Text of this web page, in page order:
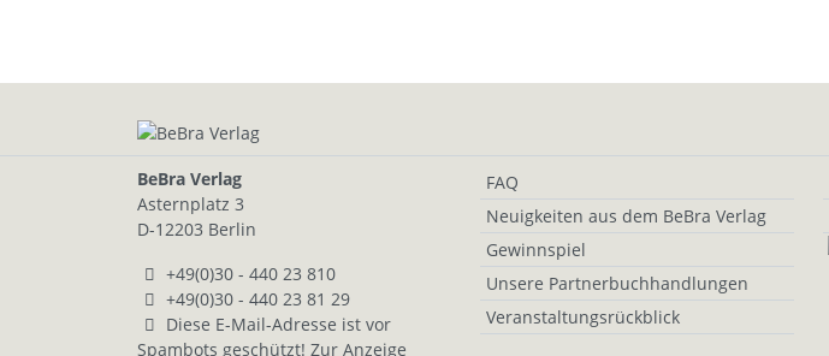
BeBra Verlag
Asternplatz 3
D-12203 Berlin
+49(0)30 - 440 23 810
+49(0)30 - 440 23 81 29
Diese E-Mail-Adresse ist vor
Spambots geschützt! Zur Anzeige
FAQ
Neuigkeiten aus dem BeBra Verlag
Gewinnspiel
Unsere Partnerbuchhandlungen
Veranstaltungsrückblick